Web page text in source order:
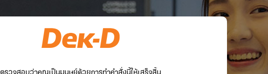
ตรวจสอบว่าคุณเป็นมนุษย์ด้วยการทำคำสั่งนี้ให้เสร็จสิ้น